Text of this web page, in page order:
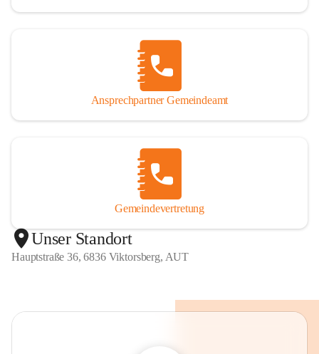
Ansprechpartner Gemeindeamt
Gemeindevertretung
Unser Standort
Hauptstraße 36, 6836 Viktorsberg, AUT